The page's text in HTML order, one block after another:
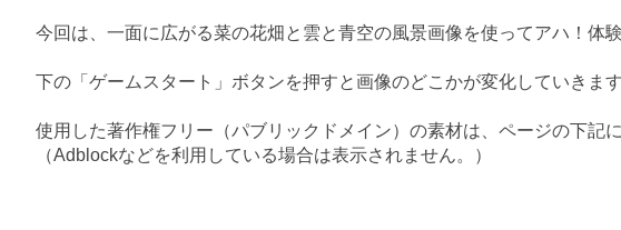
今回は、一面に広がる菜の花畑と雲と青空の風景画像を使ってアハ！体
下の「ゲームスタート」ボタンを押すと画像のどこかが変化していきま
使用した著作権フリー（パブリックドメイン）の素材は、ページの下記
（Adblockなどを利用している場合は表示されません。）